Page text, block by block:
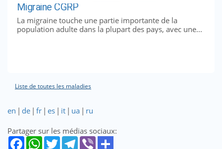
Migraine CGRP
La migraine touche une partie importante de la
population adulte dans la plupart des pays, avec une...
Liste de toutes les maladies
en | de | fr | es | it | ua | ru
Partager sur les médias sociaux: